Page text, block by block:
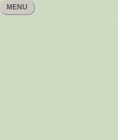
MENU